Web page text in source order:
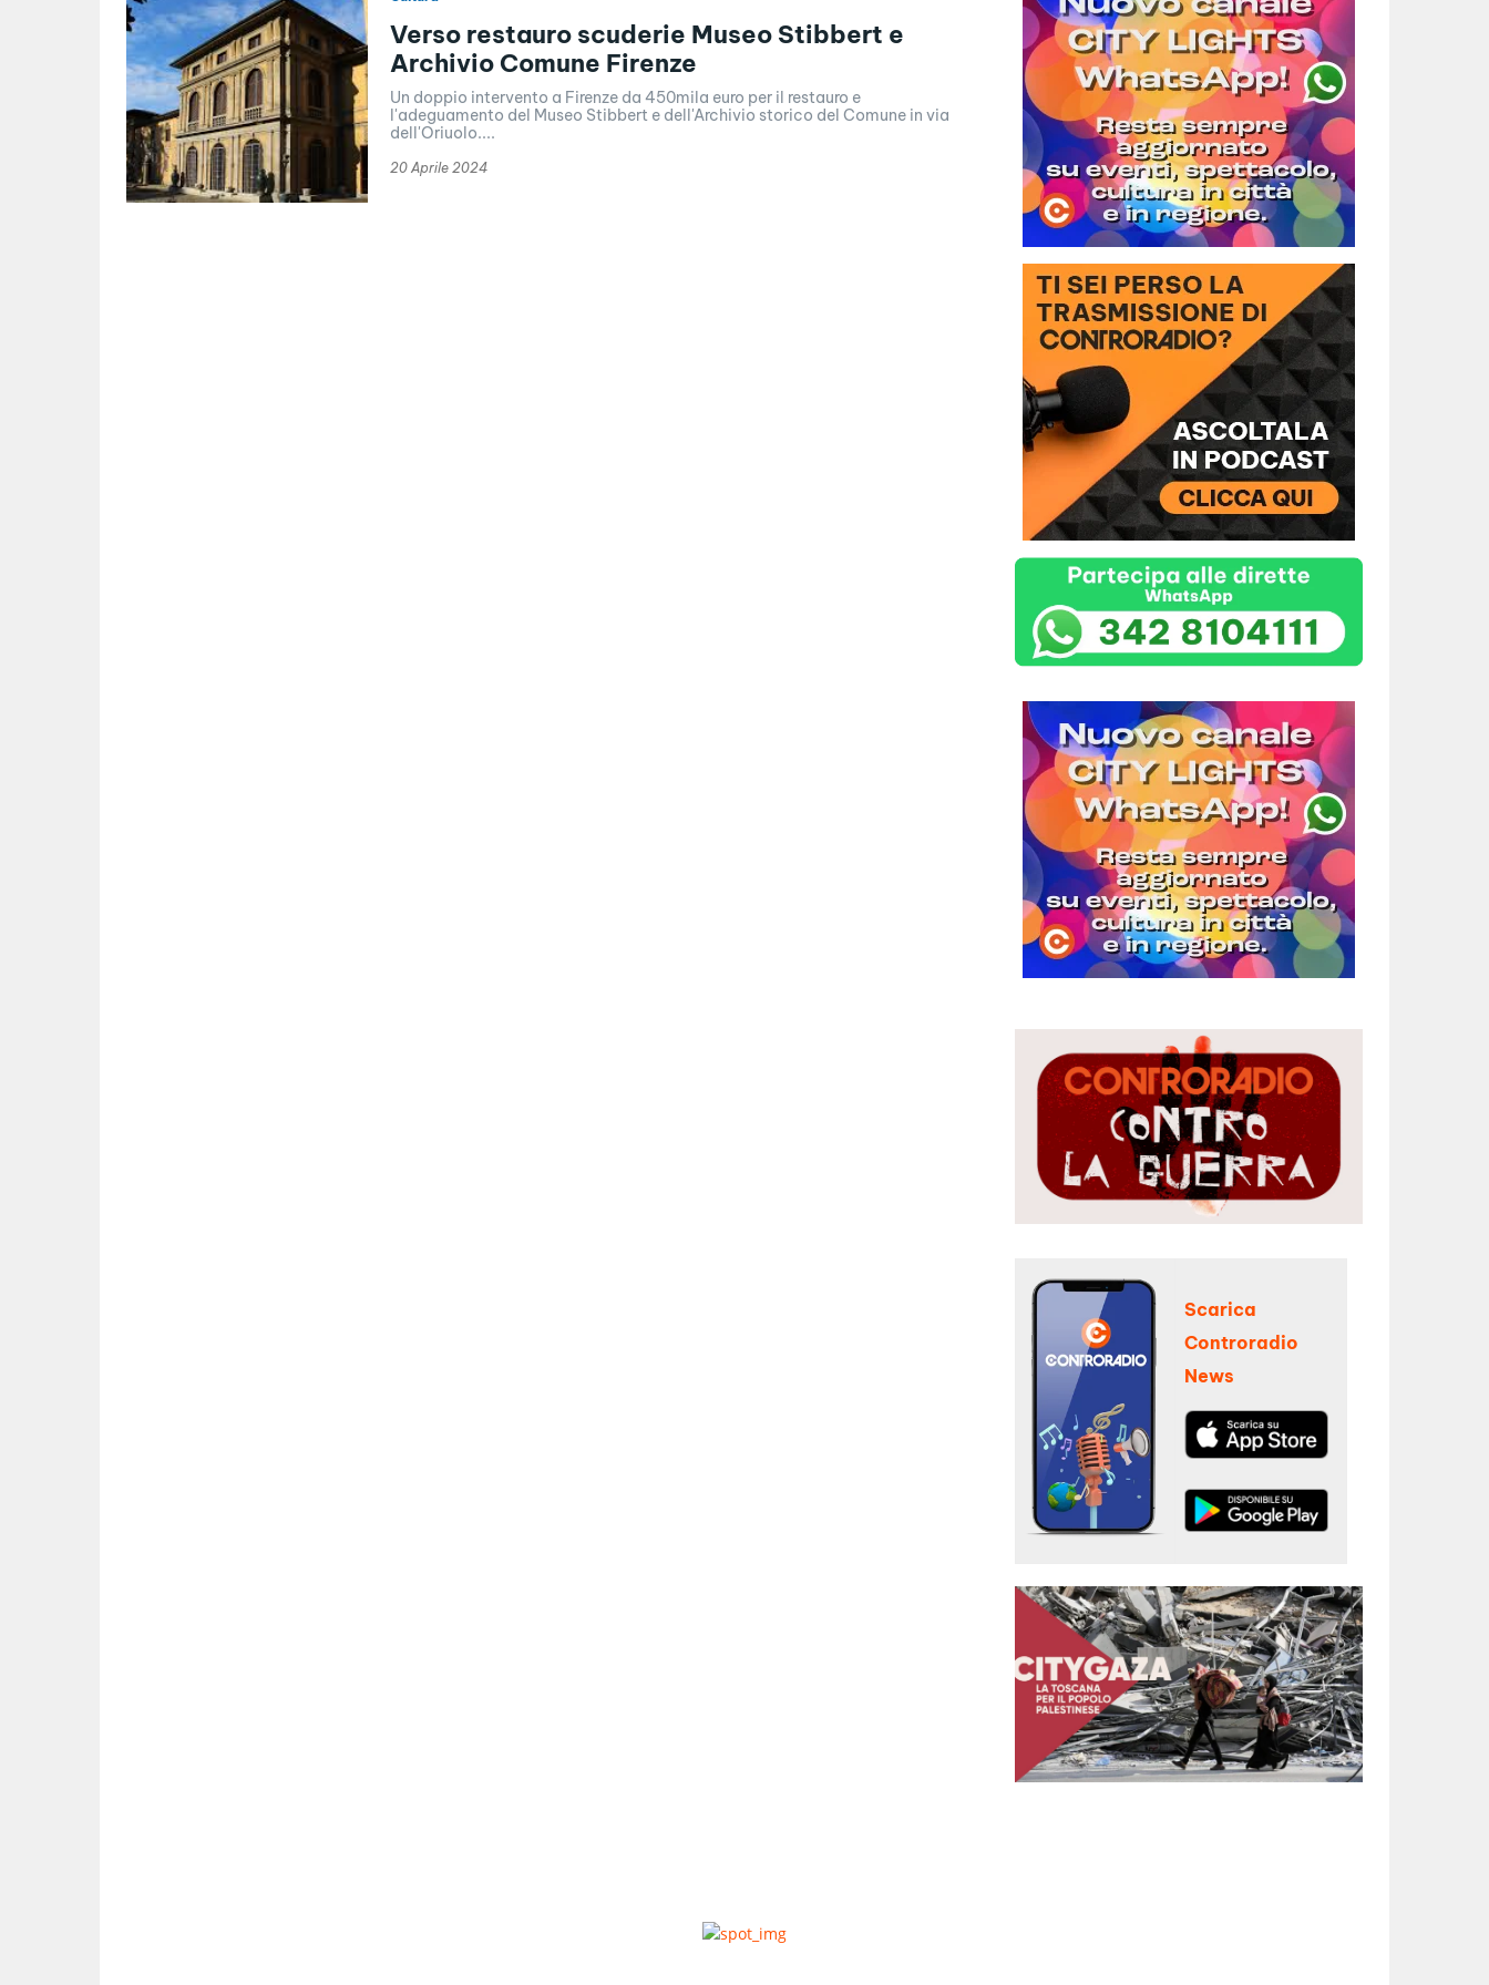
Verso restauro scuderie Museo Stibbert e
Archivio Comune Firenze
Un doppio intervento a Firenze da 450mila euro per il restauro e
l'adeguamento del Museo Stibbert e dell'Archivio storico del Comune in via
dell'Oriuolo....
20 Aprile 2024
Scarica
Controradio
News